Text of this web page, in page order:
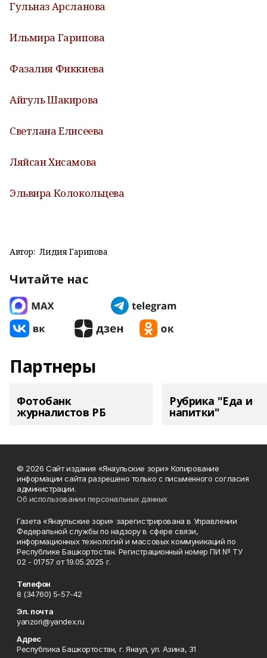
Гульназ Арсланова
Ильмира Гарипова
Фазалия Фиккиева
Айгуль Шакирова
Светлана Елисеева
Ляйсан Хисамова
Эльвира Колокольцева
Автор: Лидия Гарипова
Читайте нас
Партнеры
Фотобанк
журналистов РБ
Рубрика "Еда и
напитки"
© 2026 Сайт издания «Янаульские зори» Копирование
информации сайта разрешено только с письменного согласия
администрации.
Об использовании персональных данных
Газета «Янаульские зори» зарегистрирована в Управлении
Федеральной службы по надзору в сфере связи,
информационных технологий и массовых коммуникаций по
Республике Башкортостан. Регистрационный номер ПИ № ТУ
02 - 01757 от 19.05.2025 г.
Телефон
8 (34760) 5-57-42
Эл. почта
yanzori@yandex.ru
Адрес
Республика Башкортостан, г. Янаул, ул. Азина, 31